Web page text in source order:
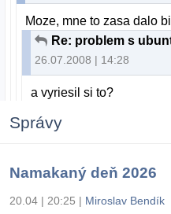
Moze, mne to zasa dalo
Re: problem s
26.07.2008 | 14:28
a vyriesil si to?
Správy
Namakaný deň 2026
20.04 | 20:25 | Miroslav Bendík